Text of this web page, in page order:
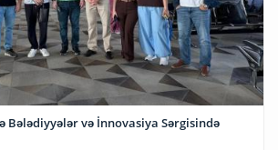
Bələdiyyələr və İnnovasiya Sərgisində